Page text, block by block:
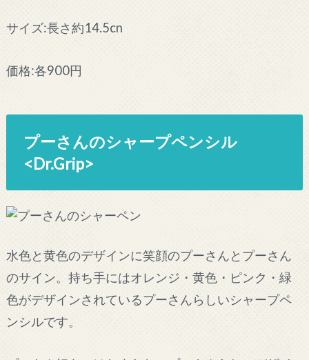
サイズ:長さ約14.5cn
価格:各900円
プーさんのシャープペンシル
<Dr.Grip>
水色と黄色のデザインに笑顔のプーさんとプーさん
のサイン。持ち手にはオレンジ・黄色・ピンク・緑
色がデザインされているプーさんらしいシャープペ
ンシルです。